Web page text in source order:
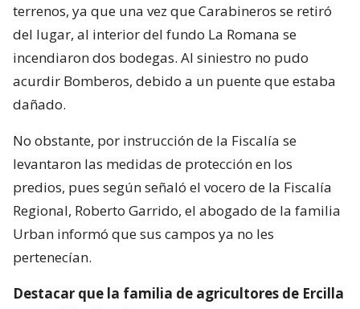
terrenos, ya que una vez que Carabineros se retiró
del lugar, al interior del fundo La Romana se
incendiaron dos bodegas. Al siniestro no pudo
acurdir Bomberos, debido a un puente que estaba
dañado.
No obstante, por instrucción de la Fiscalía se
levantaron las medidas de protección en los
predios, pues según señaló el vocero de la Fiscalía
Regional, Roberto Garrido, el abogado de la familia
Urban informó que sus campos ya no les
pertenecían.
Destacar que la familia de agricultores de Ercilla